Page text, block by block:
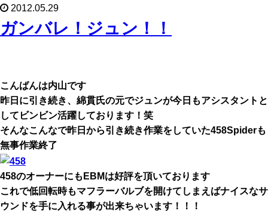
2012.05.29
ガンバレ！ジュン！！
こんばんは内山です
昨日に引き続き、綿貫氏の元でジュンが今日もアシスタントと
してビンビン活躍しております！笑
そんなこんなで昨日から引き続き作業をしていた458Spiderも
無事作業終了
458のオーナーにもEBMは好評を頂いております
これで低回転時もマフラーバルブを開けてしまえばナイスなサ
ウンドを手に入れる事が出来ちゃいます！！！